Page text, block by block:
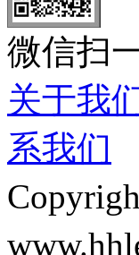
微信扫
关于我
系我们